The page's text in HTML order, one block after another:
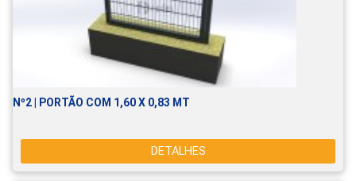
Nº2 | PORTÃO COM 1,60 X 0,83 MT
DETALHES